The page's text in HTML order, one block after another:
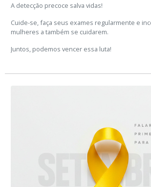
A detecção precoce salva vidas!
Cuide-se, faça seus exames regularmente e
mulheres a também se cuidarem.
Juntos, podemos vencer essa luta!